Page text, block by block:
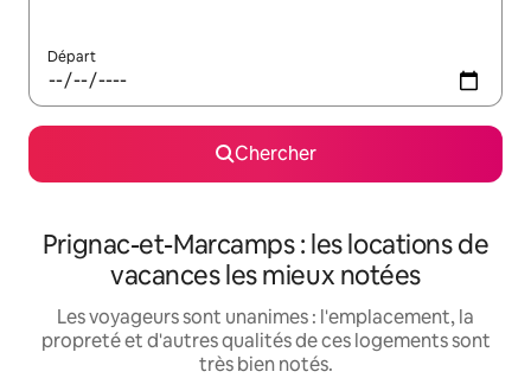
Départ
Chercher
Prignac-et-Marcamps : les locations de
vacances les mieux notées
Les voyageurs sont unanimes : l'emplacement, la
propreté et d'autres qualités de ces logements sont
très bien notés.